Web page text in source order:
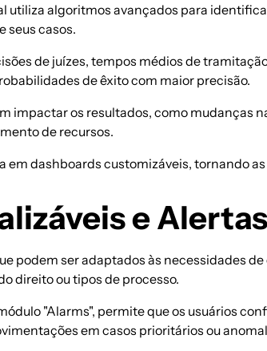
utiliza algoritmos avançados para
seus casos.
de juízes, tempos médios de
de êxito com maior precisão.
impactar os resultados, como mudanças
de recursos.
em dashboards customizáveis, tornando
e Alertas
podem ser adaptados às necessidades
direito ou tipos de processo.
"Alarms", permite que os usuários
em casos prioritários ou